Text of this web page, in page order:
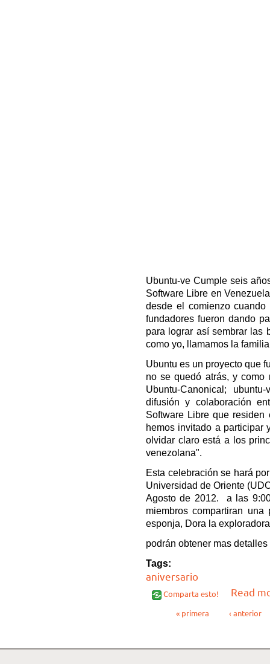
Ubuntu-ve Cumple seis
Software Libre en
desde el comienzo cuando
fundadores fueron dando
para lograr así sembrar las
como yo, llamamos la
Ubuntu es un proyecto que
no se quedó atrás, y como
Ubuntu-Canonical;
difusión y colaboración
Software Libre que
hemos invitado a participar
olvidar claro está a los
venezolana".
Esta celebración se hará
Universidad de Oriente
Agosto de 2012. a las
miembros compartiran
esponja, Dora la
podrán obtener mas
Tags:
aniversario
Comparta esto! Read
Páginas« primera ‹ anterior